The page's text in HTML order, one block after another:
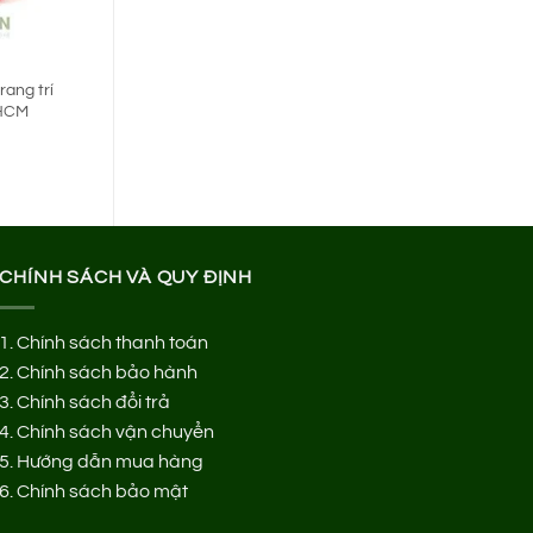
trí
CHÍNH SÁCH VÀ QUY ĐỊNH
1.Chính sách thanh toán
2.Chính sách bảo hành
3.Chính sách đổi trả
4.Chính sách vận chuyển
5. Hướng dẫn mua hàng
6.Chính sách bảo mật